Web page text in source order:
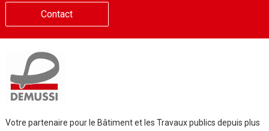
Contact
Votre partenaire pour le Bâtiment et les Travaux publics depuis plus